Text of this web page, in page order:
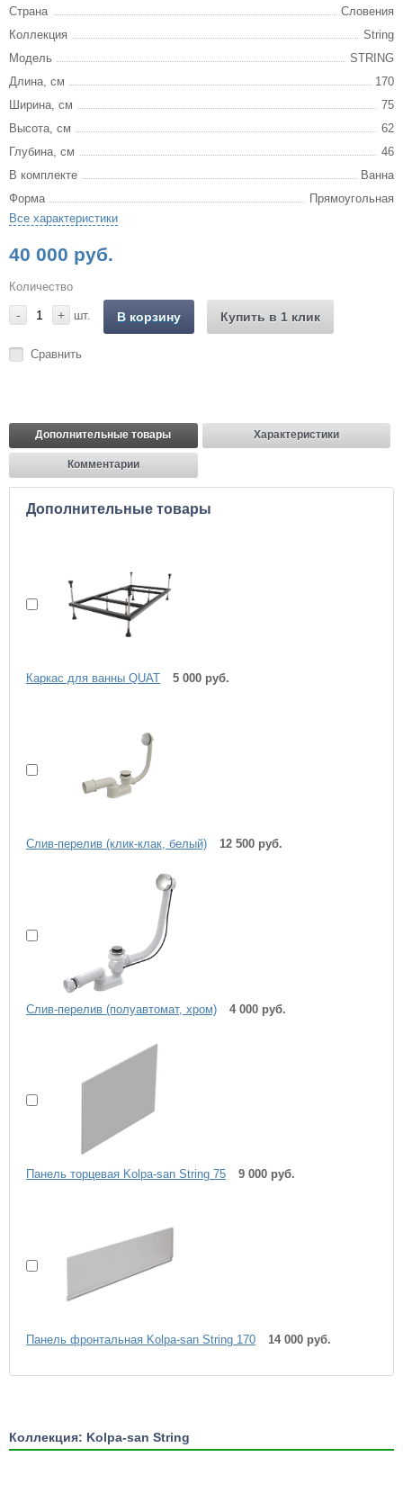
Страна
Словения
Коллекция
String
Модель
STRING
Длина, см
170
Ширина, см
75
Высота, см
62
Глубина, см
46
В комплекте
Ванна
Форма
Прямоугольная
Все характеристики
40 000 руб.
Количество
- + шт. В корзину Купить в 1 клик
Сравнить
Дополнительные товары Характеристики
Комментарии
Дополнительные товары
Каркас для ванны QUAT 5 000 руб.
Cлив-перелив (клик-клак, белый) 12 500 руб.
Слив-перелив (полуавтомат, хром) 4 000 руб.
Панель торцевая Kolpa-san String 75 9 000 руб.
Панель фронтальная Kolpa-san String 170 14 000 руб.
Коллекция: Kolpa-san String